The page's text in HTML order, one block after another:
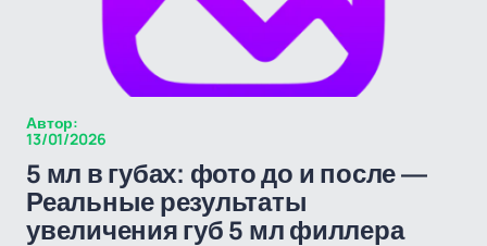
Автор:
13/01/2026
5 мл в губах: фото до и после —
Реальные результаты
увеличения губ 5 мл филлера